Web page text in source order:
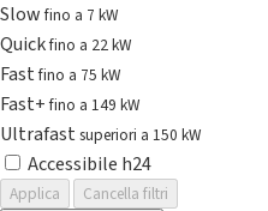
Slowfino a 7 kW
Quickfino a 22 kW
Fastfino a 75 kW
Fast+fino a 149 kW
Ultrafast superiori a 150 kW
Accessibile h24
Applica
Cancella filtri